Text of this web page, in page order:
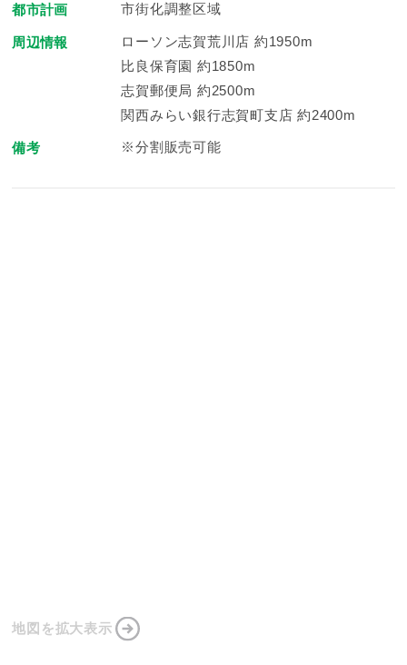
都市計画 市街化調整区域
周辺情報
ローソン志賀荒川店 約1950m
比良保育園 約1850m
志賀郵便局 約2500m
関西みらい銀行志賀町支店 約2400m
備考 ※分割販売可能
地図を拡大表示